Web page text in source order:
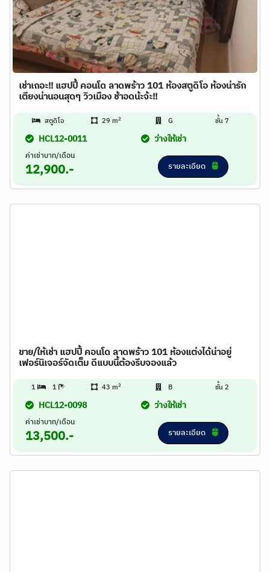
เช่าเถอะ!! แฮปปี้ คอนโด ลาดพร้าว 101 ห้องสตูดิโอ ห้องน่ารัก
เตียงน่านอนสุดๆ วิวเมือง ช้าอดน้ะจ้ะ!!
สตูดิโอ 29 m2 G ชั้น 7
HCL12-0011 ว่างให้เช่า
ค่าเช่าบาท/เดือน
12,900.- รายละเอียด
ขาย/ให้เช่า แฮปปี้ คอนโด ลาดพร้าว 101 ห้องแต่งได้น่าอยู่
เฟอร์นิเจอร์จัดเต็ม ดีแบบนี้ต้องรีบจองแล้ว
1 1 43 m2 B ชั้น 2
HCL12-0098 ว่างให้เช่า
ค่าเช่าบาท/เดือน
13,500.- รายละเอียด